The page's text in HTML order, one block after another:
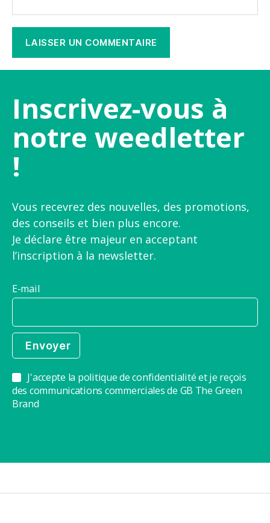
Inscrivez-vous à
notre weedletter
!
Vous recevrez des nouvelles, des promotions,
des conseils et bien plus encore.
Je déclare être majeur en acceptant
l’inscription à la newsletter.
E-mail
J'accepte la politique de confidentialité et je reçois
des communications commerciales de GB The Green
Brand